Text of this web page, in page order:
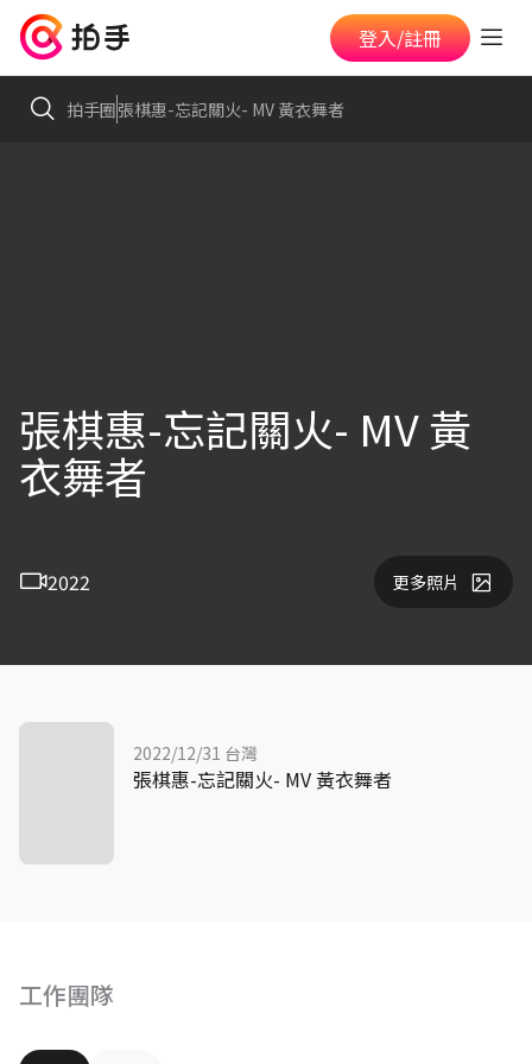
登入/註冊
拍手圈張棋惠-忘記關火- MV 黃衣舞者
張棋惠-忘記關火- MV 黃
衣舞者
2022 更多照片
工作團隊
2022/12/31 台灣
張棋惠-忘記關火- MV 黃衣舞者